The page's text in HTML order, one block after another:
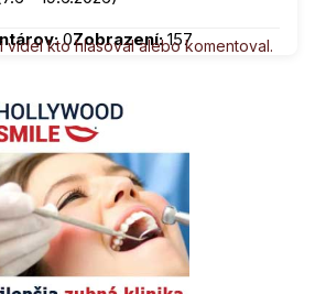
0Zobrazení:157
videl kto hlasoval alebo komentoval.